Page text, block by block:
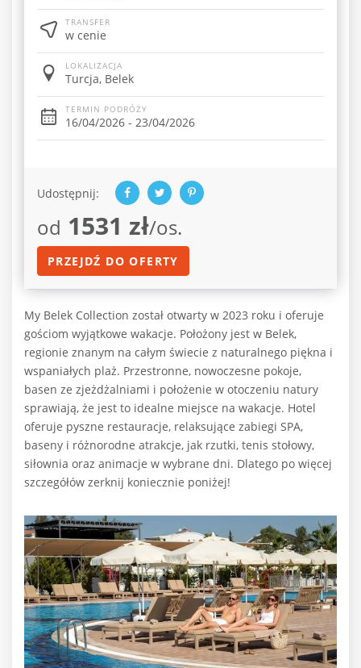
TRANSFER
w cenie
LOKALIZACJA
Turcja, Belek
TERMIN PODRÓŻY
16/04/2026 - 23/04/2026
Udostępnij:
od 1531 zł/os.
PRZEJDŹ DO OFERTY
My Belek Collection został otwarty w 2023 roku i oferuje
gościom wyjątkowe wakacje. Położony jest w Belek,
regionie znanym na całym świecie z naturalnego piękna i
wspaniałych plaż. Przestronne, nowoczesne pokoje,
basen ze zjeżdżalniami i położenie w otoczeniu natury
sprawiają, że jest to idealne miejsce na wakacje. Hotel
oferuje pyszne restauracje, relaksujące zabiegi SPA,
baseny i różnorodne atrakcje, jak rzutki, tenis stołowy,
siłownia oraz animacje w wybrane dni. Dlatego po więcej
szczegółów zerknij koniecznie poniżej!